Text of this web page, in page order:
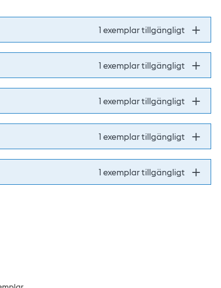
1 exemplar tillgängligt
1 exemplar tillgängligt
1 exemplar tillgängligt
1 exemplar tillgängligt
1 exemplar tillgängligt